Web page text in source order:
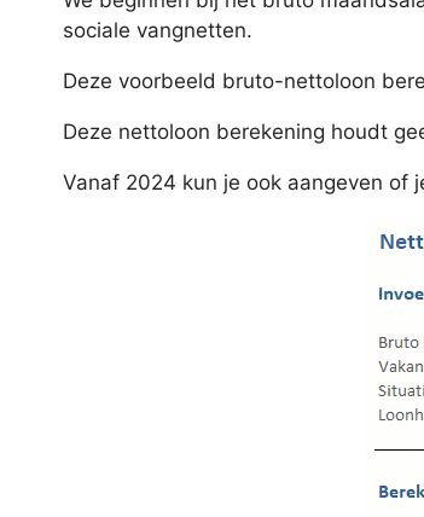
sociale vangnetten.
Deze voorbeeld bruto-nettoloon
Deze nettoloon berekening houdt
Vanaf 2024 kun je ook aangeven of